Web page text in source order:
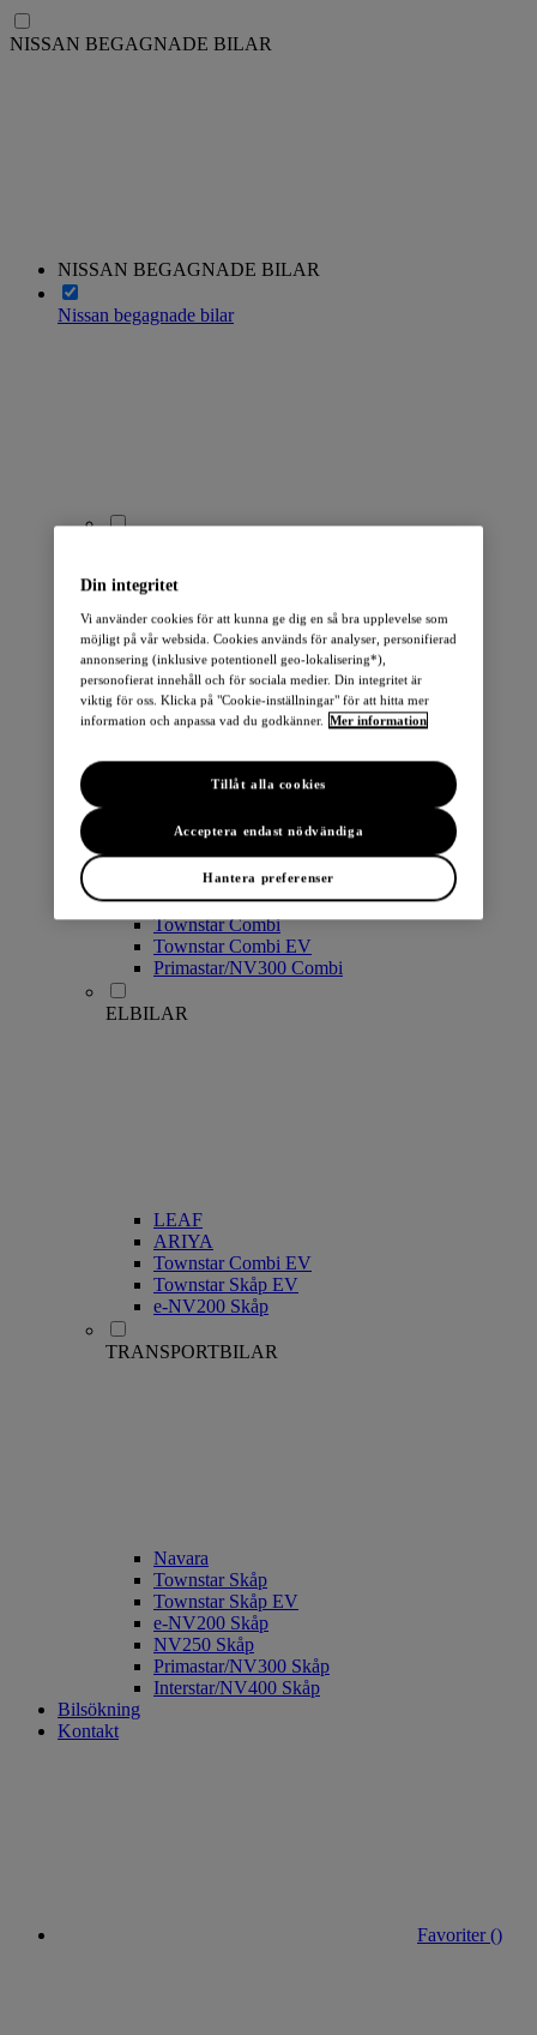
NISSAN BEGAGNADE BILAR
NISSAN BEGAGNADE BILAR
Nissan begagnade bilar
Qashqai
LEAF
ARIYA
X-Trail
Townstar Combi
Townstar Combi EV
Primastar/NV300 Combi
ELBILAR
LEAF
ARIYA
Townstar Combi EV
Townstar Skåp EV
e-NV200 Skåp
TRANSPORTBILAR
Navara
Townstar Skåp
Townstar Skåp EV
e-NV200 Skåp
NV250 Skåp
Primastar/NV300 Skåp
Interstar/NV400 Skåp
Bilsökning
Kontakt
Favoriter ()
Din integritet
Vi använder cookies för att kunna ge dig en så bra upplevelse som
möjligt på vår websida. Cookies används för analyser, personifierad
annonsering (inklusive potentionell geo-lokalisering*),
personofierat innehåll och för sociala medier. Din integritet är
viktig för oss. Klicka på "Cookie-inställningar" för att hitta mer
information och anpassa vad du godkänner. Mer information
Hantera preferenser
Acceptera endast nödvändiga
Tillåt alla cookies